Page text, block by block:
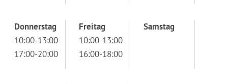
Donnerstag
10:00-13:00
17:00-20:00
Freitag
10:00-13:00
16:00-18:00
Samstag